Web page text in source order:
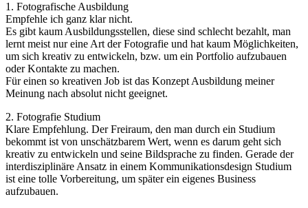
‍1. Fotografische Ausbildung
Empfehle ich ganz klar nicht.
Es gibt kaum Ausbildungsstellen, diese sind schlecht bezahlt, man
lernt meist nur eine Art der Fotografie und hat kaum Möglichkeiten,
um sich kreativ zu entwickeln, bzw. um ein Portfolio aufzubauen
oder Kontakte zu machen.
Für einen so kreativen Job ist das Konzept Ausbildung meiner
Meinung nach absolut nicht geeignet.
‍2. Fotografie Studium
Klare Empfehlung. Der Freiraum, den man durch ein Studium
bekommt ist von unschätzbarem Wert, wenn es darum geht sich
kreativ zu entwickeln und seine Bildsprache zu finden. Gerade der
interdisziplinäre Ansatz in einem Kommunikationsdesign Studium
ist eine tolle Vorbereitung, um später ein eigenes Business
aufzubauen.